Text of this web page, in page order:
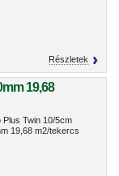
Részletek
19,68
Plus Twin 10/5cm
19,68 m2/tekercs